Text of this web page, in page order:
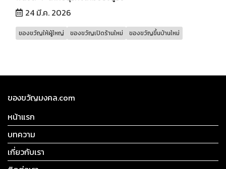
24 มี.ค. 2026
ของขวัญให้ผู้ใหญ่ ของขวัญเปิดร้านใหม่ ของขวัญขึ้นบ้านใหม่
ของขวัญมงคล.com
หน้าแรก
บทความ
เกี่ยวกับเรา